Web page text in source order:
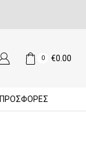
0 €0.00
ΠΡΟΣΦΟΡΈΣ